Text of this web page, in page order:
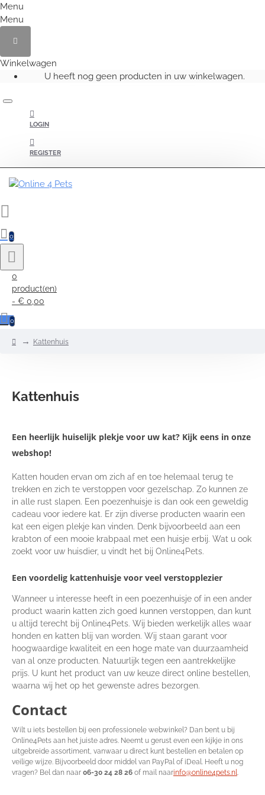
Menu
Menu
Winkelwagen
U heeft nog geen producten in uw winkelwagen.
LOGIN
REGISTER
0
0
product(en)
- € 0,00
0
homeKattenhuis
Kattenhuis
Een heerlijk huiselijk plekje voor uw kat? Kijk eens in onze
webshop!
Katten houden ervan om zich af en toe helemaal terug te
trekken en zich te verstoppen voor gezelschap. Zo kunnen ze
in alle rust slapen. Een poezenhuisje is dan ook een geweldig
cadeau voor iedere kat. Er zijn diverse producten waarin een
kat een eigen plekje kan vinden. Denk bijvoorbeeld aan een
krabton of een mooie krabpaal met een huisje erbij. Wat u ook
zoekt voor uw huisdier, u vindt het bij Online4Pets.
Een voordelig kattenhuisje voor veel verstopplezier
Wanneer u interesse heeft in een poezenhuisje of in een ander
product waarin katten zich goed kunnen verstoppen, dan kunt
u altijd terecht bij Online4Pets. Wij bieden werkelijk alles waar
honden en katten blij van worden. Wij staan garant voor
hoogwaardige kwaliteit en een hoge mate van duurzaamheid
van al onze producten. Natuurlijk tegen een aantrekkelijke
prijs. U kunt het product van uw keuze direct online bestellen,
waarna wij het op het gewenste adres bezorgen.
Contact
Wilt u iets bestellen bij een professionele webwinkel? Dan bent u bij
Online4Pets aan het juiste adres. Neemt u gerust even een kijkje in ons
uitgebreide assortiment, vanwaar u direct kunt bestellen en betalen op
veilige wijze. Bijvoorbeeld door middel van PayPal of iDeal. Heeft u nog
vragen? Bel dan naar 06-30 24 28 26 of mail naarinfo@online4pets.nl.